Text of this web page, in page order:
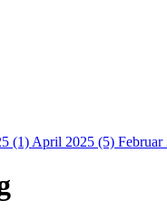
(1) April 2025 (5) Februar